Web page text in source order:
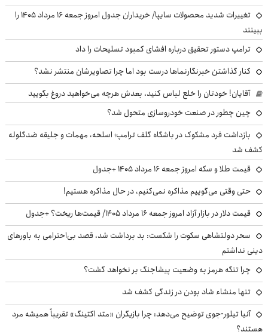
تغییرات شدید محصولات سایپا/ خریداران جدول امروز جمعه ۱۶ مرداد ۱۴۰۵ را
ببینند
ترامپ دستور تحقیق درباره افشای کمبود تسلیحات را داد
کنار گذاشتن خبرنگارنماها درست بود اما چرا تصاویرشان منتشر نشد؟
آقایان! خودتان را خلع لباس کنید، بعدش هرچه می‌خواهید دروغ بگویید
چین چطور در صنعت خودروسازی متحول شد؟
بازداشت فرد مشکوک در باشگاه گلف ترامپ؛ اسلحه، مهمات و جلیقه ضدگلوله
کشف شد
قیمت طلا و سکه امروز جمعه ۱۶ مرداد ۱۴۰۵ +جدول
حتی وقتی می‌گوییم مذاکره نمی‌کنیم، در حال مذاکره هستیم!
قیمت دلار در بازار آزاد امروز جمعه ۱۶ مرداد ۱۴۰۵/ قیمت‌ها ریخت؟ +جدول
سحر دولتشاهی سکوت را شکست: بد برداشت شد، قصد بی‌احترامی به باورهای
دینی نداشتم
چرا تنگه هرمز به وضعیت پیشاجنگ بر نخواهد گشت؟
تنها منشاء شاد بودن در زندگی کشف شد
آنیا تیلور-جوی توضیح می‌دهد: چرا بازیگران «متد اکتینگ» تقریباً همیشه مرد
هستند؟